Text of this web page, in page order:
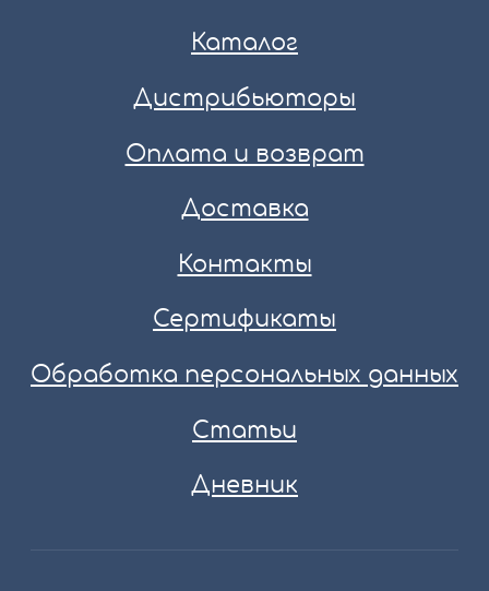
Каталог
Дистрибьюторы
Оплата и возврат
Доставка
Контакты
Сертификаты
Обработка персональных данных
Статьи
Дневник